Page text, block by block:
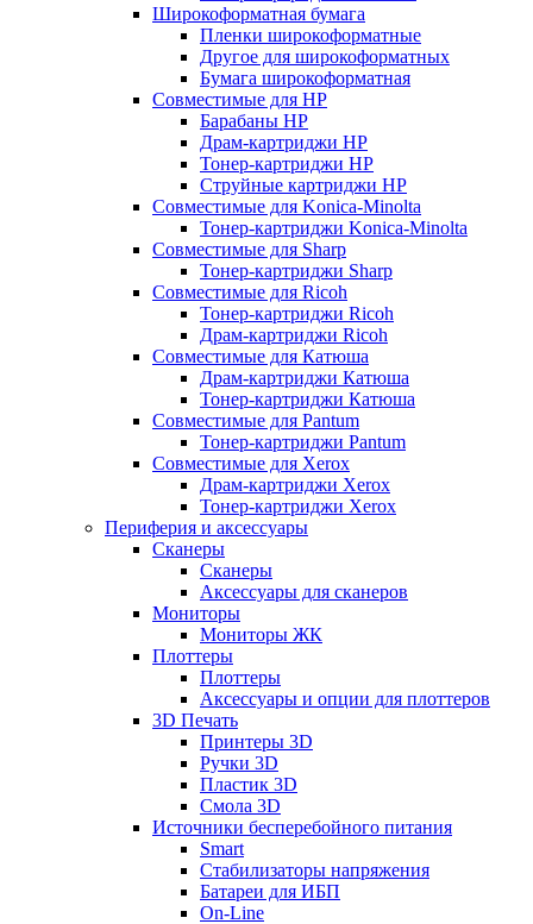
Широкоформатная бумага
Пленки широкоформатные
Другое для широкоформатных
Бумага широкоформатная
Совместимые для HP
Барабаны HP
Драм-картриджи HP
Тонер-картриджи HP
Струйные картриджи HP
Совместимые для Konica-Minolta
Тонер-картриджи Konica-Minolta
Совместимые для Sharp
Тонер-картриджи Sharp
Совместимые для Ricoh
Тонер-картриджи Ricoh
Драм-картриджи Ricoh
Совместимые для Катюша
Драм-картриджи Катюша
Тонер-картриджи Катюша
Совместимые для Pantum
Тонер-картриджи Pantum
Совместимые для Xerox
Драм-картриджи Xerox
Тонер-картриджи Xerox
Периферия и аксессуары
Сканеры
Сканеры
Аксессуары для сканеров
Мониторы
Мониторы ЖК
Плоттеры
Плоттеры
Аксессуары и опции для плоттеров
3D Печать
Принтеры 3D
Ручки 3D
Пластик 3D
Смола 3D
Источники бесперебойного питания
Smart
Стабилизаторы напряжения
Батареи для ИБП
On-Line